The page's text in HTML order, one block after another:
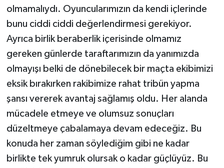
olmamalıydı. Oyuncularımızın da kendi içlerinde
bunu ciddi ciddi değerlendirmesi gerekiyor.
Ayrıca birlik beraberlik içerisinde olmamız
gereken günlerde taraftarımızın da yanımızda
olmayışı belki de dönebilecek bir maçta ekibimizi
eksik bırakırken rakibimize rahat tribün yapma
şansı vererek avantaj sağlamış oldu. Her alanda
mücadele etmeye ve olumsuz sonuçları
düzeltmeye çabalamaya devam edeceğiz. Bu
konuda her zaman söylediğim gibi ne kadar
birlikte tek yumruk olursak o kadar güçlüyüz. Bu